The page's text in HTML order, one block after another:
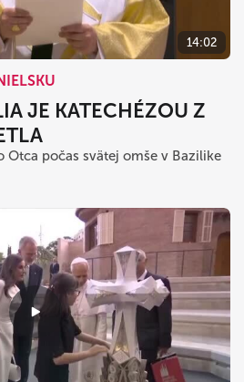
14:02
JE KATECHÉZOU Z
Otca počas svätej omše v Bazilike